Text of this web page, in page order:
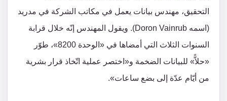
التحقيق، مهندس بيانات يعمل في مكاتب الشركة في مدريد
(اسمه Doron Vainrub). ويقول المهندس إنّه خلال قرابة
السنوات الثلاث التي أمضاها في «الوحدة 8200»، طوّر
«حلاًّ» للبيانات الضخمة و«اختصر عملية اتّخاذ قرار بشرية
من أيّام عدّة إلى بضع ساعات».